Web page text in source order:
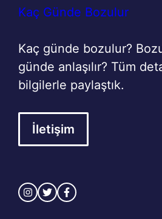
Kaç Günde Bozulur
Kaç günde bozulur?
günde anlaşılır? Tüm
bilgilerle paylaştık.
İletişim